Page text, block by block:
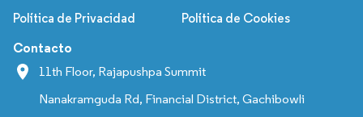
Política de Privacidad Política de Cookies
Contacto
11th Floor, Rajapushpa Summit
Nanakramguda Rd, Financial District, Gachibowli